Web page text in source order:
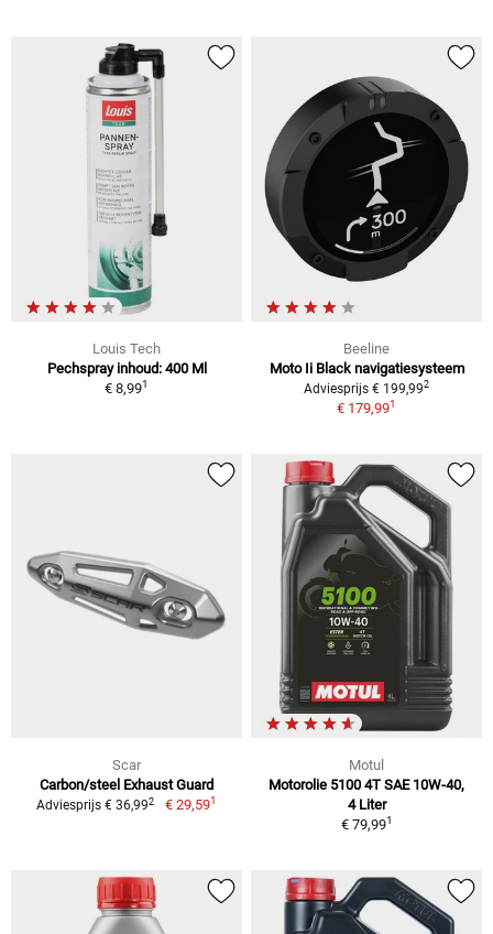
Louis Tech
Pechspray inhoud: 400 Ml
€ 8,991
Beeline
Moto Ii Black navigatiesysteem
Adviesprijs € 199,992
€ 179,991
Scar
Carbon/steel Exhaust Guard
Adviesprijs € 36,992 € 29,591
Motul
Motorolie 5100 4T SAE 10W-40,
4 Liter
€ 79,991